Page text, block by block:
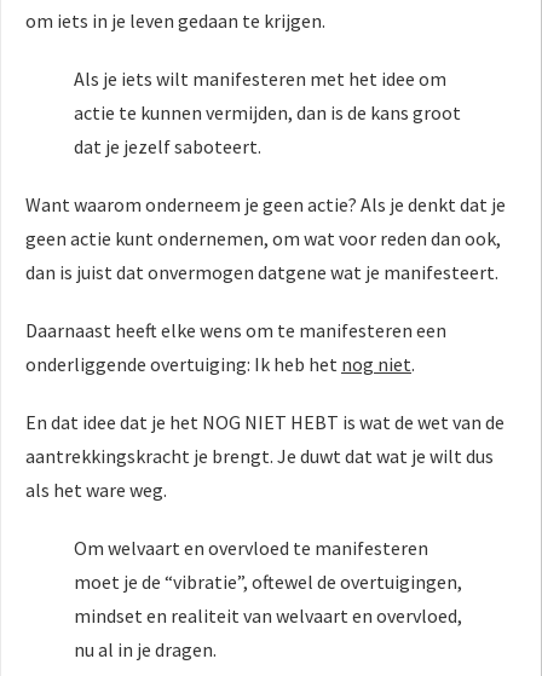
om iets in je leven gedaan te krijgen.
Als je iets wilt manifesteren met het idee om
actie te kunnen vermijden, dan is de kans groot
dat je jezelf saboteert.
Want waarom onderneem je geen actie? Als je denkt dat je
geen actie kunt ondernemen, om wat voor reden dan ook,
dan is juist dat onvermogen datgene wat je manifesteert.
Daarnaast heeft elke wens om te manifesteren een
onderliggende overtuiging: Ik heb het nog niet.
En dat idee dat je het NOG NIET HEBT is wat de wet van de
aantrekkingskracht je brengt. Je duwt dat wat je wilt dus
als het ware weg.
Om welvaart en overvloed te manifesteren
moet je de “vibratie”, oftewel de overtuigingen,
mindset en realiteit van welvaart en overvloed,
nu al in je dragen.